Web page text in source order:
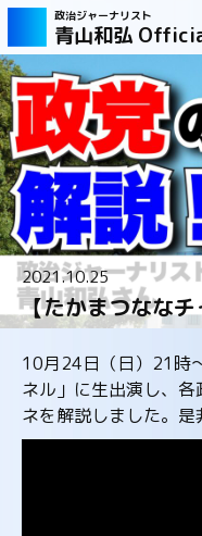
政治ジャーナリスト
青山和弘
2021.10.25
【たかまつななチ
10月24日（日）21時
ネル」に生出演し、
ネを解説しました。是